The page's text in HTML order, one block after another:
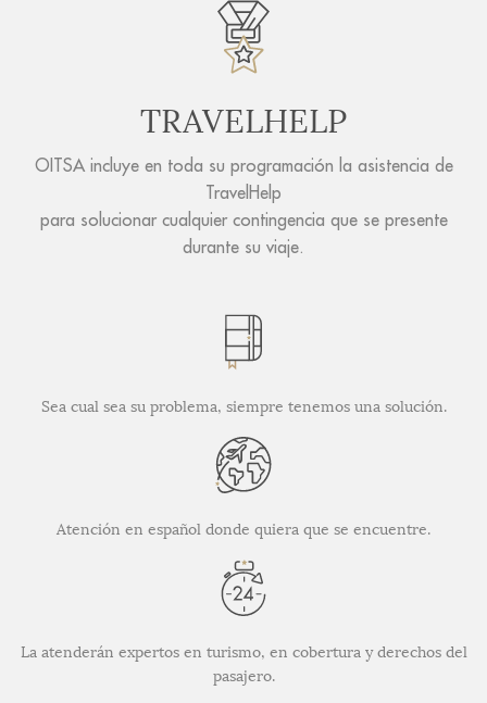
TRAVELHELP
OITSA incluye en toda su programación la asistencia de
TravelHelp
para solucionar cualquier contingencia que se presente
durante su viaje.
Sea cual sea su problema, siempre tenemos una solución.
Atención en español donde quiera que se encuentre.
La atenderán expertos en turismo, en cobertura y derechos del
pasajero.